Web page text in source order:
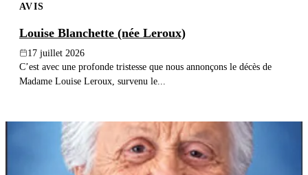
AVIS
Louise Blanchette (née Leroux)
17 juillet 2026
C’est avec une profonde tristesse que nous annonçons le décès de
Madame Louise Leroux, survenu le...